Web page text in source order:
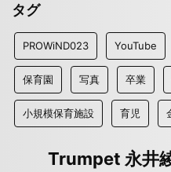
タグ
PROWiND023 YouTube
保育園 写真 卒業
小規模保育施設 育児
Trumpet 永井